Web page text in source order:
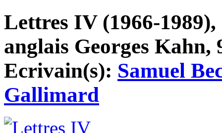
Lettres IV (1966-
anglais Georges Kahn,
Ecrivain(s): Samuel
Gallimard